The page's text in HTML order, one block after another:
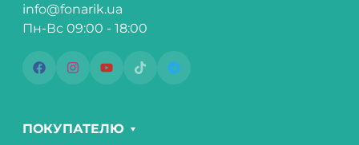
info@fonarik.ua
Пн-Вс 09:00 - 18:00
ПОКУПАТЕЛЮ